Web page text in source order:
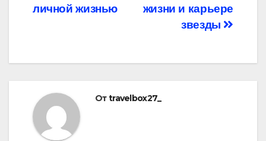
жизни и карьере
звезды
личной жизнью
Отtravelbox27_